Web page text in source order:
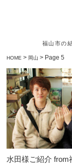
福山市の
HOME >岡山 > Page 5
水田様ご紹介 from